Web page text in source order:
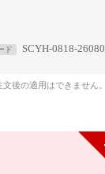
ド SCYH-0818-
後の適用はできません。